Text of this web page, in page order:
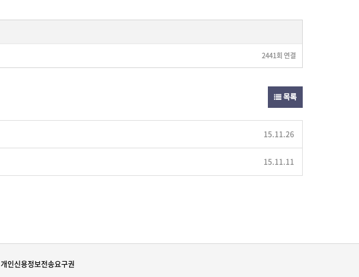
2441회 연결
목록
15.11.26
15.11.11
개인신용정보전송요구권